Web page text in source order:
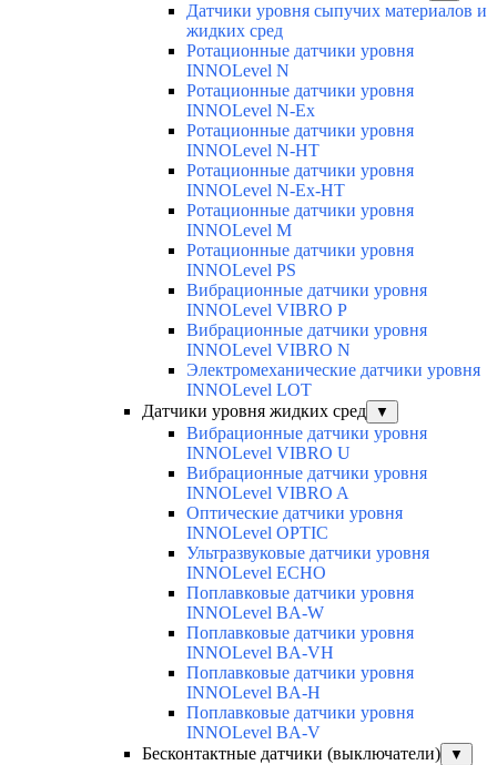
Датчики уровня сыпучих материалов и
жидких сред
Ротационные датчики уровня
INNOLevel N
Ротационные датчики уровня
INNOLevel N-Ex
Ротационные датчики уровня
INNOLevel N-HT
Ротационные датчики уровня
INNOLevel N-Ex-HT
Ротационные датчики уровня
INNOLevel M
Ротационные датчики уровня
INNOLevel PS
Вибрационные датчики уровня
INNOLevel VIBRO P
Вибрационные датчики уровня
INNOLevel VIBRO N
Электромеханические датчики уровня
INNOLevel LOT
Датчики уровня жидких сред
▼
Вибрационные датчики уровня
INNOLevel VIBRO U
Вибрационные датчики уровня
INNOLevel VIBRO A
Оптические датчики уровня
INNOLevel OPTIC
Ультразвуковые датчики уровня
INNOLevel ECHO
Поплавковые датчики уровня
INNOLevel BA-W
Поплавковые датчики уровня
INNOLevel BA-VH
Поплавковые датчики уровня
INNOLevel BA-H
Поплавковые датчики уровня
INNOLevel BA-V
Бесконтактные датчики (выключатели)
▼